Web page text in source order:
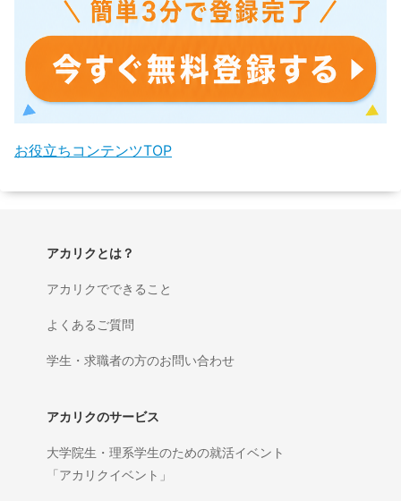
お役立ちコンテンツTOP
アカリクとは？
アカリクでできること
よくあるご質問
学生・求職者の方のお問い合わせ
アカリクのサービス
大学院生・理系学生のための就活イベント
「アカリクイベント」